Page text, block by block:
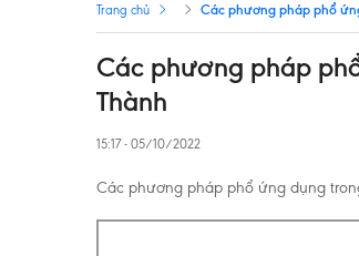
Trang chủ Các phương pháp phổ
Các phương pháp
Thành
15:17 - 05/10/2022
Các phương pháp phổ ứng dụng